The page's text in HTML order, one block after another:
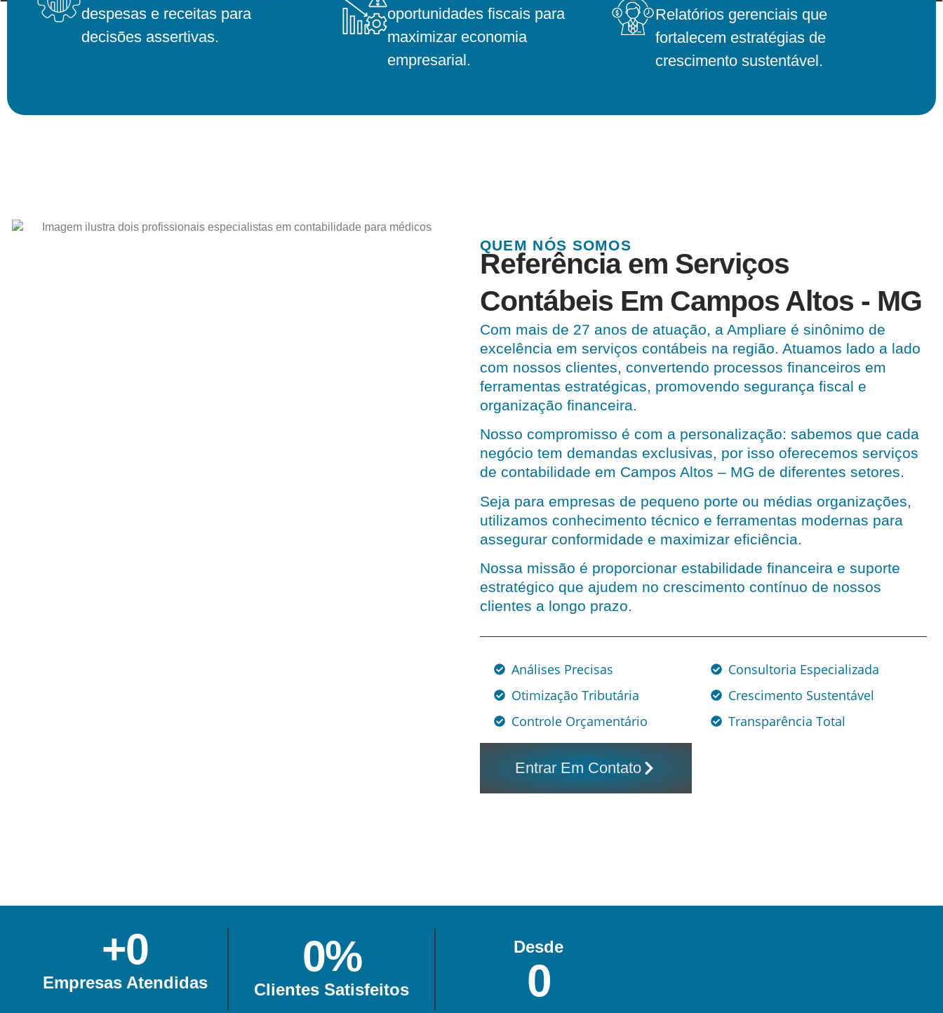
despesas e receitas para
decisões assertivas.
oportunidades fiscais para
maximizar economia
empresarial.
Relatórios gerenciais que
fortalecem estratégias de
crescimento sustentável.
QUEM NÓS SOMOS
Referência em Serviços
Contábeis Em Campos Altos - MG
Com mais de 27 anos de atuação, a Ampliare é sinônimo de
excelência em serviços contábeis na região. Atuamos lado a lado
com nossos clientes, convertendo processos financeiros em
ferramentas estratégicas, promovendo segurança fiscal e
organização financeira.
Nosso compromisso é com a personalização: sabemos que cada
negócio tem demandas exclusivas, por isso oferecemos serviços
de contabilidade em Campos Altos – MG de diferentes setores.
Seja para empresas de pequeno porte ou médias organizações,
utilizamos conhecimento técnico e ferramentas modernas para
assegurar conformidade e maximizar eficiência.
Nossa missão é proporcionar estabilidade financeira e suporte
estratégico que ajudem no crescimento contínuo de nossos
clientes a longo prazo.
Análises Precisas
Otimização Tributária
Controle Orçamentário
Consultoria Especializada
Crescimento Sustentável
Transparência Total
Entrar Em Contato
+0
Empresas Atendidas
0%
Clientes Satisfeitos
Desde
0